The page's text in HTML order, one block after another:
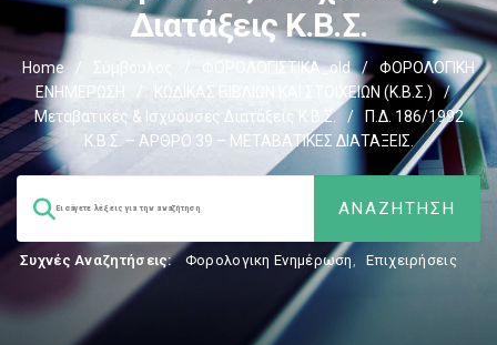
Διατάξεις Κ.Β.Σ.
Home / Σύμβουλος ΦΟΡΟΛΟΓΙΣΤΙΚΑ_old /
ΦΟΡΟΛΟΓΙΚΗ
ΕΝΗΜΕΡΩΣΗ
ΚΩΔΙΚΑΣ ΒΙΒΛΙΩΝ ΚΑΙ ΣΤΟΙΧΕΙΩΝ (Κ.Β.Σ.)
/
Μεταβατικές & Ισχύουσες Διατάξεις Κ.Β.Σ.
/
Π.Δ. 186/1992
Κ.Β.Σ. – ΑΡΘΡΟ 39 – ΜΕΤΑΒΑΤΙΚΕΣ ΔΙΑΤΑΞΕΙΣ.
Συχνές Αναζητήσεις: Φορολογικη Ενημέρωση, Επιχειρήσεις